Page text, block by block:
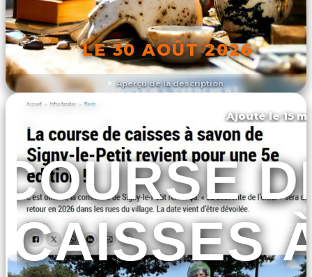
Aperçu de la description
LE 30 AOÛT 2026
DÉCOUVRIR L'ÉVÉNEMENT
Ajouté le 15
CAISSES